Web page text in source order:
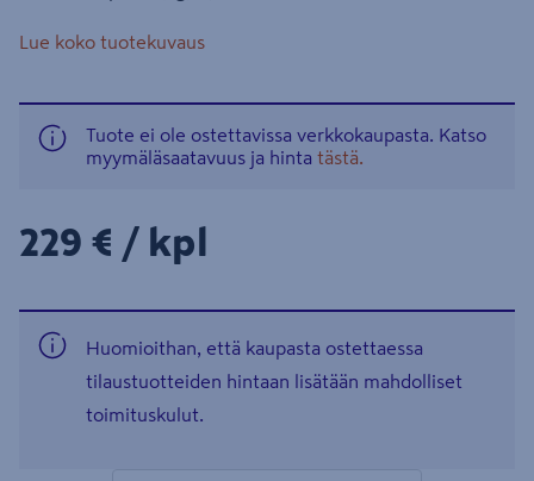
Lue koko tuotekuvaus
Tuote ei ole ostettavissa verkkokaupasta. Katso
myymäläsaatavuus ja hinta tästä.
229€/kpl
229 € / kpl
Huomioithan, että kaupasta ostettaessa
tilaustuotteiden hintaan lisätään mahdolliset
toimituskulut.